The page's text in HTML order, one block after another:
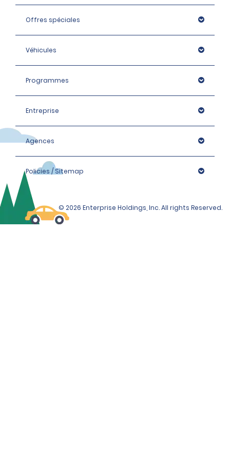
Offres spéciales
Véhicules
Programmes
Entreprise
Agences
Policies / Sitemap
© 2026 Enterprise Holdings, Inc. All rights Reserved.